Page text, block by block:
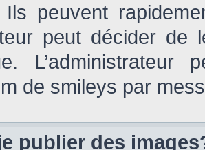
Ils peuvent
peut décider de
de smileys par
publier des